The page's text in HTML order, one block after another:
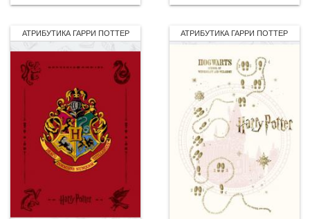
АТРИБУТИКА ГАРРИ ПОТТЕР АТРИБУТИКА ГАРРИ ПОТТЕР